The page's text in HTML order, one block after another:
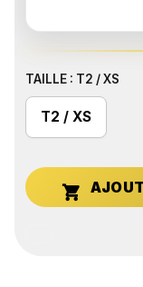
TAILLE : T2 / XS
T2 / XS
